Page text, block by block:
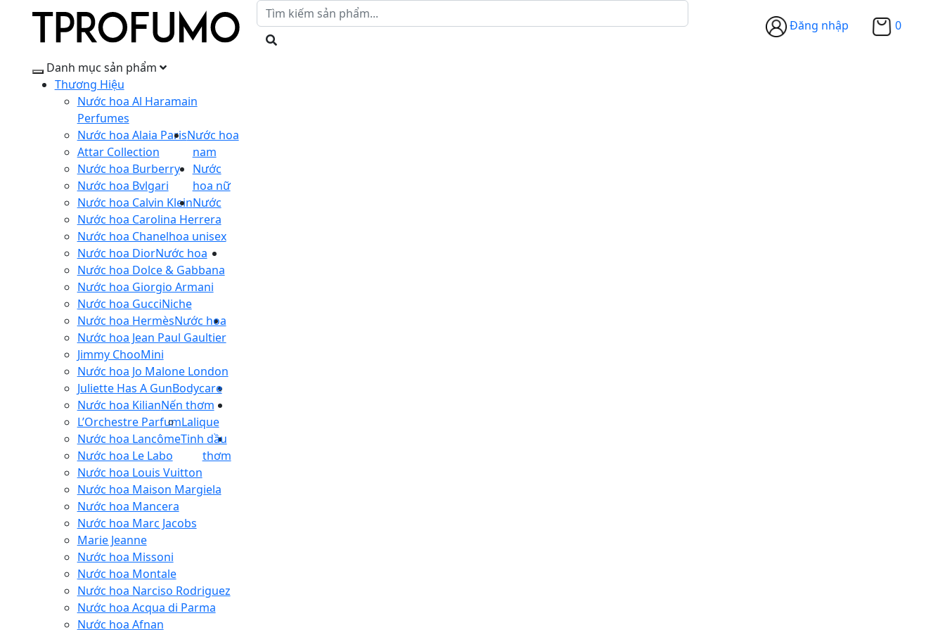
Đăng nhập 0
Danh mục sản phẩm
Thương Hiệu
Nước hoa Al Haramain
Perfumes
Nước hoa Alaia Paris
Attar Collection
Nước hoa Burberry
Nước hoa Bvlgari
Nước hoa Calvin Klein
Nước hoa Carolina Herrera
Nước hoa Chanel
Nước hoa Dior
Nước hoa Dolce & Gabbana
Nước hoa Giorgio Armani
Nước hoa Gucci
Nước hoa Hermès
Nước hoa Jean Paul Gaultier
Jimmy Choo
Nước hoa Jo Malone London
Juliette Has A Gun
Nước hoa Kilian
L’Orchestre ParfumLalique
Nước hoa Lancôme
Nước hoa Le Labo
Nước hoa Louis Vuitton
Nước hoa Maison Margiela
Nước hoa Mancera
Nước hoa Marc Jacobs
Marie Jeanne
Nước hoa Missoni
Nước hoa Montale
Nước hoa Narciso Rodriguez
Nước hoa Acqua di Parma
Nước hoa Afnan
Nước hoa
nam
Nước
hoa nữ
Nước
hoa unisex
Nước hoa
Niche
Nước hoa
Mini
Bodycare
Nến thơm
Tinh dầu
thơm